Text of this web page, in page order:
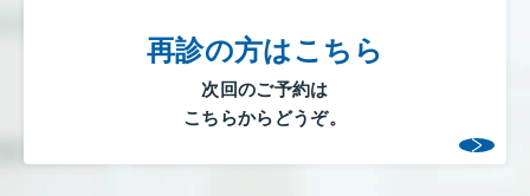
再診の方はこちら
次回のご予約は
こちらからどうぞ。